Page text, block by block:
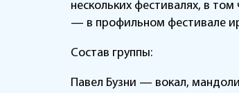
нескольких фестивалях, в
— в профильном фестивале
Состав группы:
Павел Бузни — вокал,